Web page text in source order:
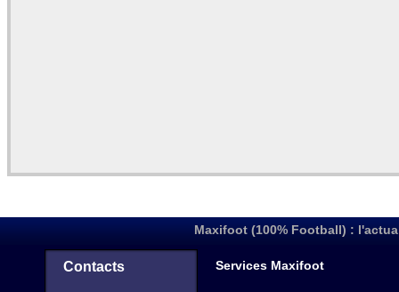
Maxifoot (100% Football) :
Contacts Services Maxifoot